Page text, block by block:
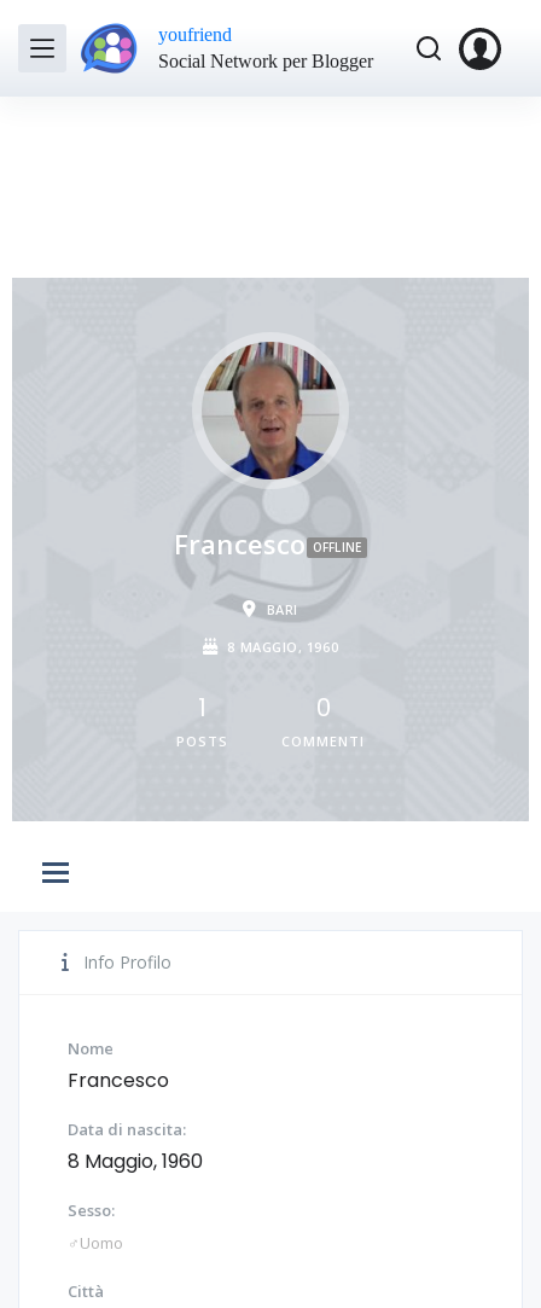
youfriend
Social Network per Blogger
Francesco OFFLINE
BARI
8 MAGGIO, 1960
1
POSTS
0
COMMENTI
Info Profilo
Nome
Francesco
Data di nascita:
8 Maggio, 1960
Sesso:
♂️Uomo
Città